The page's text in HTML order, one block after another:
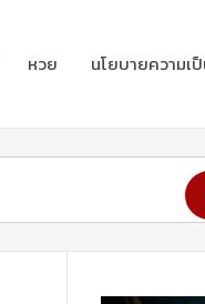
หวย นโยบายความเ